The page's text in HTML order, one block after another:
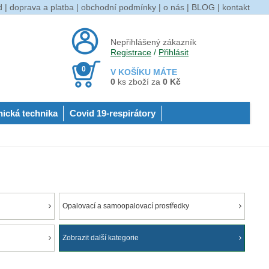
| doprava a platba | obchodní podmínky | o nás | BLOG | kontakt
Nepřihlášený zákazník
Registrace / Přihlásit
V KOŠÍKU MÁTE
0
0 ks zboží za 0 Kč
technika Covid 19-respirátory
Opalovací a samoopalovací prostředky
Zobrazit další kategorie